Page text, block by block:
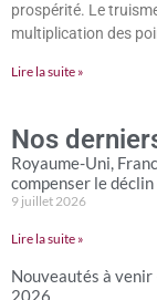
prospérité. Le
multiplication des
Lire la suite »
Nos
Royaume-Uni,
compenser le
9 juillet 2026
Lire la suite »
Nouveautés à
2026